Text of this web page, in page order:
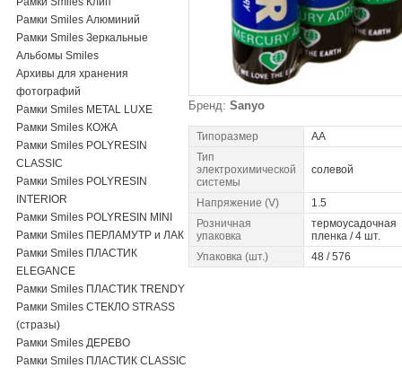
Рамки Smiles Алюминий
Рамки Smiles Зеркальные
Альбомы Smiles
Архивы для хранения
фотографий
Рамки Smiles METAL LUXE
Рамки Smiles КОЖА
Рамки Smiles POLYRESIN
CLASSIC
Рамки Smiles POLYRESIN
INTERIOR
Рамки Smiles POLYRESIN MINI
Рамки Smiles ПЕРЛАМУТР и ЛАК
Рамки Smiles ПЛАСТИК
ELEGANCE
Рамки Smiles ПЛАСТИК TRENDY
Рамки Smiles СТЕКЛО STRASS
(стразы)
Рамки Smiles ДЕРЕВО
Рамки Smiles ПЛАСТИК CLASSIC
Бренд: Sanyo
Типоразмер
AA
Тип
электрохимической
системы
cолевой
Напряжение (V)
1.5
Розничная
упаковка
термоусадочная
пленка / 4 шт.
Упаковка (шт.)
48 / 576